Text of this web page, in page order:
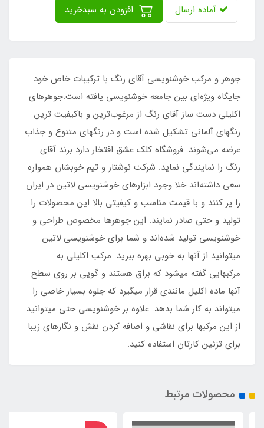
آماده ارسال
جوهر و مرکب خوشنویسی آقای رنگ با ترکیبات خاص خود
جایگاه ویژه‌ای بین جامعه خوشنویسی یافته است.جوهرهای
اکلیلی دست ساز آقای رنگ از مرغوب‌ترین و باکیفیت ترین
رنگهای آلمانی تشکیل شده است و در رنگهای متنوع و جذاب
عرضه می‌شوند. فروشگاه کلک عشق افتخار دارد برند آقای
رنگ را نمایندگی نماید. شرکت نوشتار و تیم خوبشان همواره
سعی داشته‌اند خلا وجود ابزارهای خوشنویسی لاتین در ایران
را پر کنند و با قیمت مناسب و کیفیتی بالا این محصولات را
تولید و حتی صادر نمایند. این جوهرها مخصوص طراحی و
خوشنویسی تولید شده‌اند و شما برای خوشنویسی لاتین
میتوانید از آنها به خوبی بهره ببرید. مرکب اکلیلی به
مرکبهایی گفته میشود که براق هستند و گویی بر روی سطح
آنها ماده اکلیل مانندی قرار میگیرد که جلوه بسیار خاصی را
میتواند به کار شما بدهد. علاوه بر خوشنویسی حتی میتوانید
از این مرکبها برای نقاشی و اضافه کردن نقش و نگارهای زیبا
برای تزئین کارتان استفاده کنید.
محصولات مرتبط